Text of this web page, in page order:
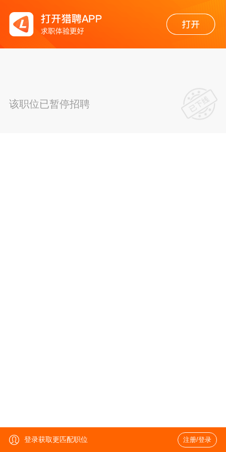
该职位已暂停招聘
登录获取更匹配职位 注册/登录